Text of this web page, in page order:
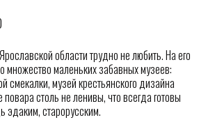
области трудно не любить. На его
множество маленьких забавных музеев:
смекалки, музей крестьянского дизайна
столь не ленивы, что всегда готовы
эдаким, старорусским.